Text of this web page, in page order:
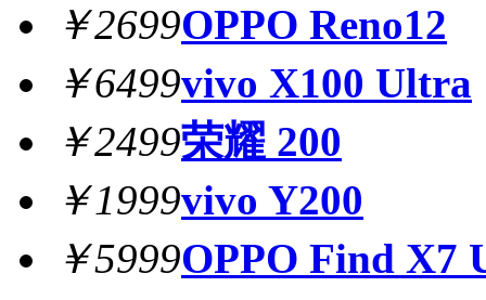
￥2699OPPO Reno12
￥6499vivo X100 Ultra
￥2499荣耀 200
￥1999vivo Y200
￥5999OPPO Find X7